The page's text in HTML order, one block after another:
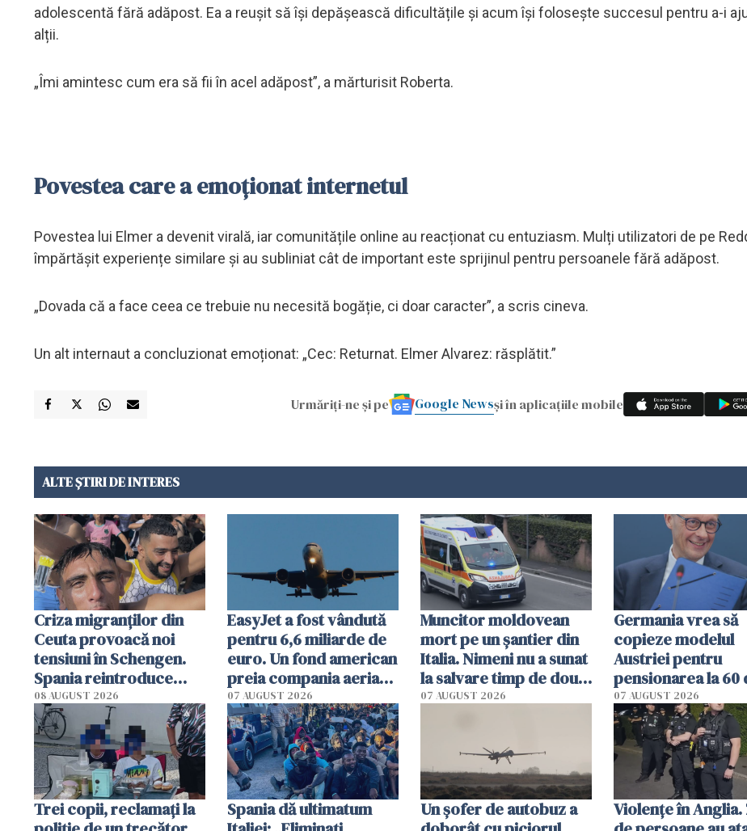
adolescentă fără adăpost. Ea a reușit să își depășească dificultățile și acum își folosește succesul pentru a-i
alții.
„Îmi amintesc cum era să fii în acel adăpost”, a mărturisit Roberta.
Povestea care a emoționat internetul
Povestea lui Elmer a devenit virală, iar comunitățile online au reacționat cu entuziasm. Mulți utilizatori de pe
împărtășit experiențe similare și au subliniat cât de important este sprijinul pentru persoanele fără adăpost.
„Dovada că a face ceea ce trebuie nu necesită bogăție, ci doar caracter”, a scris cineva.
Un alt internaut a concluzionat emoționat: „Cec: Returnat. Elmer Alvarez: răsplătit.”
Urmăriți-ne și pe Google Newsși în aplicațiile mobile
ALTE ȘTIRI DE INTERES
Criza migranților din
Ceuta provoacă noi
tensiuni în Schengen.
Spania reintroduce
controale la frontiera
cu Italia, după refuzul
Romei
08 AUGUST 2026
EasyJet a fost vândută
pentru 6,6 miliarde de
euro. Un fond american
preia compania aeriană
britanică
07 AUGUST 2026
Muncitor moldovean
mort pe un șantier din
Italia. Nimeni nu a sunat
la salvare timp de două
ore. Șase români,
07 AUGUST 2026
Germania vrea să
copieze modelul
Austriei pentru
pensionarea la 60
ani a celor care
muncesc în
grele
07 AUGUST 2026
Trei copii, reclamați la
Spania dă ultimatum
Un șofer de autobuz a
Violenţe în Anglia.